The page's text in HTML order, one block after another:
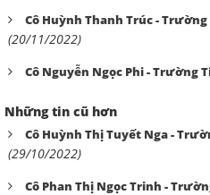
Cô Huỳnh Thanh Trúc -
(20/11/2022)
Cô Nguyễn Ngọc Phi - Trường
Những tin cũ hơn
Cô Huỳnh Thị Tuyết Nga -
(29/10/2022)
Cô Phan Thị Ngọc Trinh -